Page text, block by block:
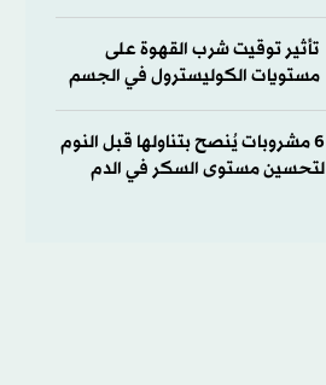
تأثير توقيت شرب القهوة على
مستويات الكوليسترول في الجسم
6 مشروبات يُنصح بتناولها قبل النوم
لتحسين مستوى السكر في الدم